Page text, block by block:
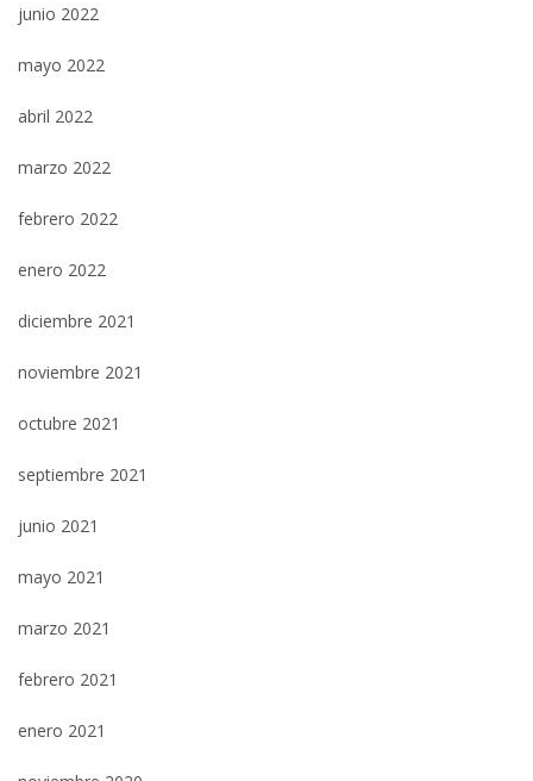
junio 2022
mayo 2022
abril 2022
marzo 2022
febrero 2022
enero 2022
diciembre 2021
noviembre 2021
octubre 2021
septiembre 2021
junio 2021
mayo 2021
marzo 2021
febrero 2021
enero 2021